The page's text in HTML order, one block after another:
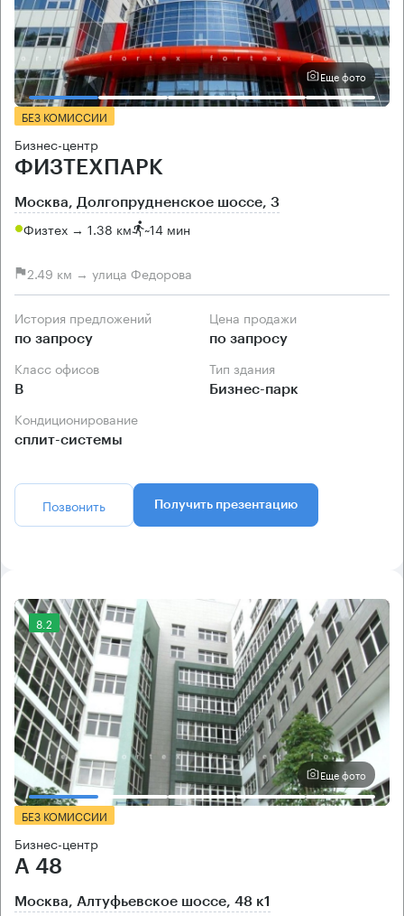
Еще фото
БЕЗ КОМИССИИ
Бизнес-центр
ФИЗТЕХПАРК
Москва, Долгопрудненское шоссе, 3
Физтех → 1.38 км ~14 мин
2.49 км → улица Федорова
История предложений
по запросу
Цена продажи
по запросу
Класс офисов
B
Тип здания
Бизнес-парк
Кондиционирование
сплит-системы
Позвонить Получить презентацию
8.2
Еще фото
БЕЗ КОМИССИИ
Бизнес-центр
А 48
Москва, Алтуфьевское шоссе, 48 к1